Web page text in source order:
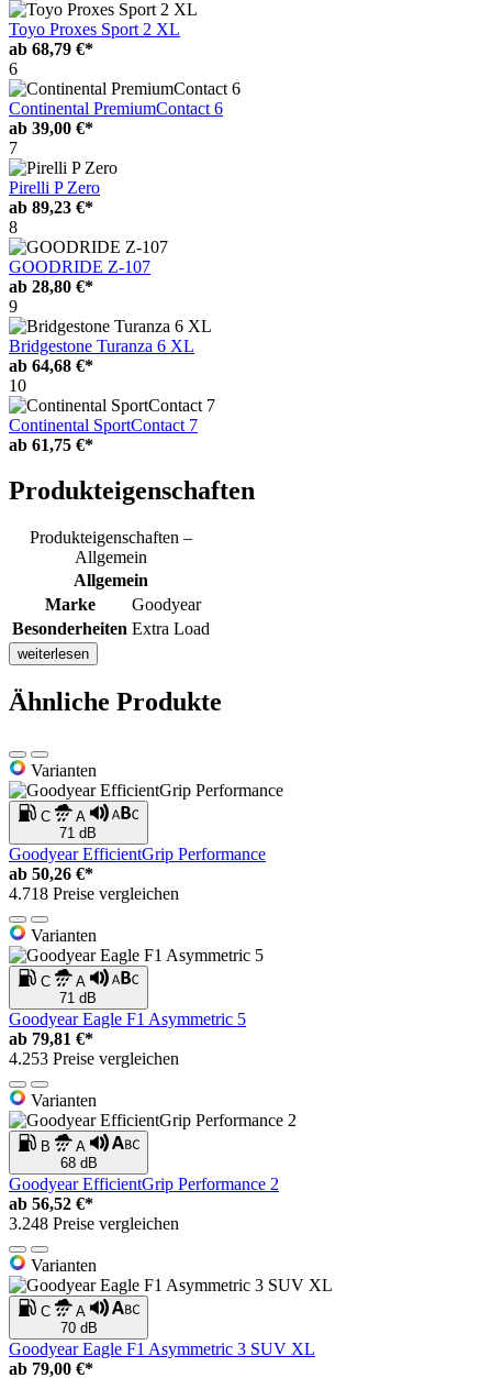
Toyo Proxes Sport 2 XL
ab 68,79 €*
6
Continental PremiumContact 6
ab 39,00 €*
7
Pirelli P Zero
ab 89,23 €*
8
GOODRIDE Z-107
ab 28,80 €*
9
Bridgestone Turanza 6 XL
ab 64,68 €*
10
Continental SportContact 7
ab 61,75 €*
Produkteigenschaften
Produkteigenschaften –
Allgemein
Allgemein
Marke
Goodyear
Besonderheiten Extra Load
weiterlesen
Ähnliche Produkte
Varianten
C
A
71 dB
Goodyear EfficientGrip Performance
ab 50,26 €*
4.718 Preise vergleichen
Varianten
C
A
71 dB
Goodyear Eagle F1 Asymmetric 5
ab 79,81 €*
4.253 Preise vergleichen
Varianten
B
A
68 dB
Goodyear EfficientGrip Performance 2
ab 56,52 €*
3.248 Preise vergleichen
Varianten
C
A
70 dB
Goodyear Eagle F1 Asymmetric 3 SUV XL
ab 79,00 €*